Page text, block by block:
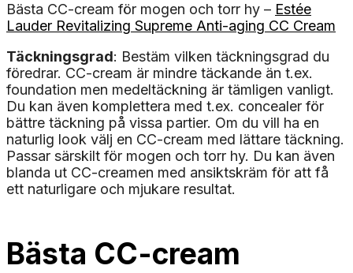
Bästa CC-cream för mogen och torr hy – Estée
Lauder Revitalizing Supreme Anti-aging CC Cream
Täckningsgrad: Bestäm vilken täckningsgrad du
föredrar. CC-cream är mindre täckande än t.ex.
foundation men medeltäckning är tämligen vanligt.
Du kan även komplettera med t.ex. concealer för
bättre täckning på vissa partier. Om du vill ha en
naturlig look välj en CC-cream med lättare täckning.
Passar särskilt för mogen och torr hy. Du kan även
blanda ut CC-creamen med ansiktskräm för att få
ett naturligare och mjukare resultat.
Bästa CC-cream